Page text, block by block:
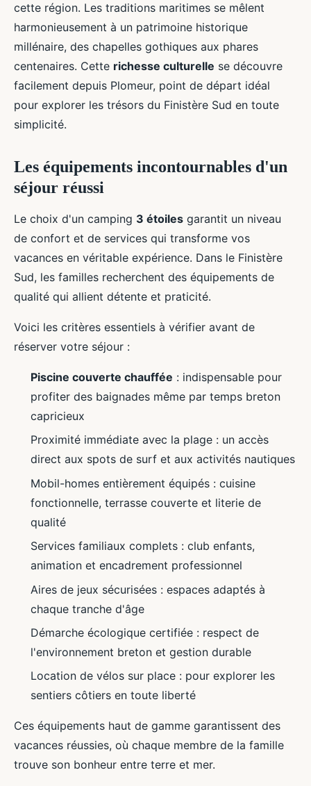
cette région. Les traditions maritimes se mêlent
harmonieusement à un patrimoine historique
millénaire, des chapelles gothiques aux phares
centenaires. Cette richesse culturelle se découvre
facilement depuis Plomeur, point de départ idéal
pour explorer les trésors du Finistère Sud en toute
simplicité.
Les équipements incontournables d'un
séjour réussi
Le choix d'un camping 3 étoiles garantit un niveau
de confort et de services qui transforme vos
vacances en véritable expérience. Dans le Finistère
Sud, les familles recherchent des équipements de
qualité qui allient détente et praticité.
Voici les critères essentiels à vérifier avant de
réserver votre séjour :
Piscine couverte chauffée : indispensable pour
profiter des baignades même par temps breton
capricieux
Proximité immédiate avec la plage : un accès
direct aux spots de surf et aux activités nautiques
Mobil-homes entièrement équipés : cuisine
fonctionnelle, terrasse couverte et literie de
qualité
Services familiaux complets : club enfants,
animation et encadrement professionnel
Aires de jeux sécurisées : espaces adaptés à
chaque tranche d'âge
Démarche écologique certifiée : respect de
l'environnement breton et gestion durable
Location de vélos sur place : pour explorer les
sentiers côtiers en toute liberté
Ces équipements haut de gamme garantissent des
vacances réussies, où chaque membre de la famille
trouve son bonheur entre terre et mer.